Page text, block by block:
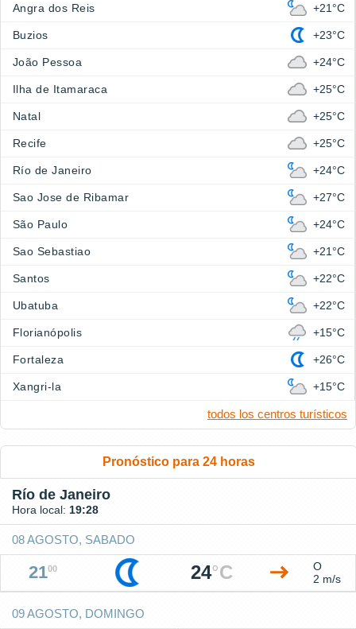
Angra dos Reis +21°C
Buzios +23°C
João Pessoa +24°C
Ilha de Itamaraca +25°C
Natal +25°C
Recife +25°C
Río de Janeiro +24°C
Sao Jose de Ribamar +27°C
São Paulo +24°C
Sao Sebastiao +21°C
Santos +22°C
Ubatuba +22°C
Florianópolis +15°C
Fortaleza +26°C
Xangri-la +15°C
todos los centros turísticos
Pronóstico para 24 horas
Río de Janeiro
Hora local: 19:28
08 AGOSTO, SABADO
2100 24°C
O
2 m/s
09 AGOSTO, DOMINGO